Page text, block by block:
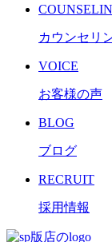
カウンセリ
VOICE
お客様の声
BLOG
ブログ
RECRUIT
採用情報